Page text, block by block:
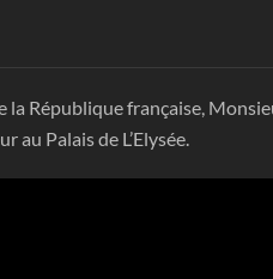
République française,
au Palais de L’Elysée.